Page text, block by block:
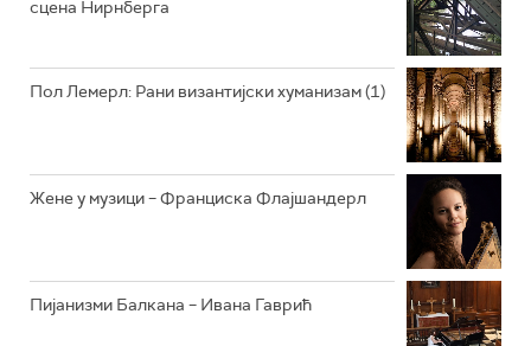
РАДИО ЏЕЗЕР
сцена Нирнберга
Пол Лемерл: Рани византијски хуманизам (1)
Жене у музици – Франциска Флајшандерл
Пијанизми Балкана – Ивана Гаврић